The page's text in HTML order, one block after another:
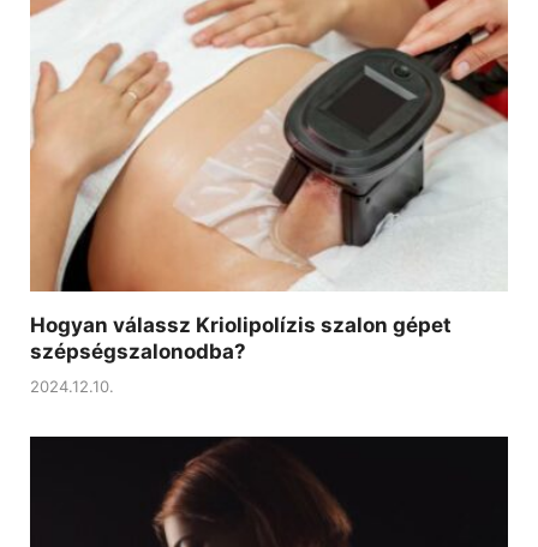
Hogyan válassz Kriolipolízis szalon gépet
szépségszalonodba?
2024.12.10.